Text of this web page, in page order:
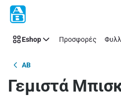
Παράλειψη
Eshop Προσφορές
AB
Γεμιστά